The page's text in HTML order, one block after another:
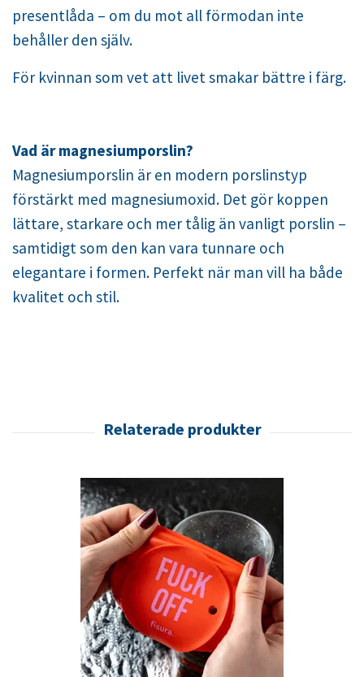
presentlåda – om du mot all förmodan inte
behåller den själv.
För kvinnan som vet att livet smakar bättre i färg.
Vad är magnesiumporslin?
Magnesiumporslin är en modern porslinstyp
förstärkt med magnesiumoxid. Det gör koppen
lättare, starkare och mer tålig än vanligt porslin –
samtidigt som den kan vara tunnare och
elegantare i formen. Perfekt när man vill ha både
kvalitet och stil.